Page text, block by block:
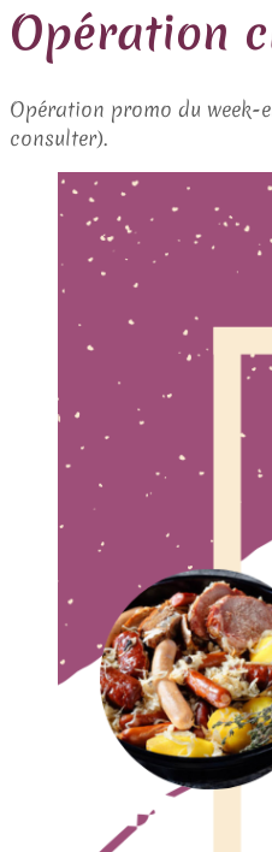
Opération
Opération promo du
consulter).